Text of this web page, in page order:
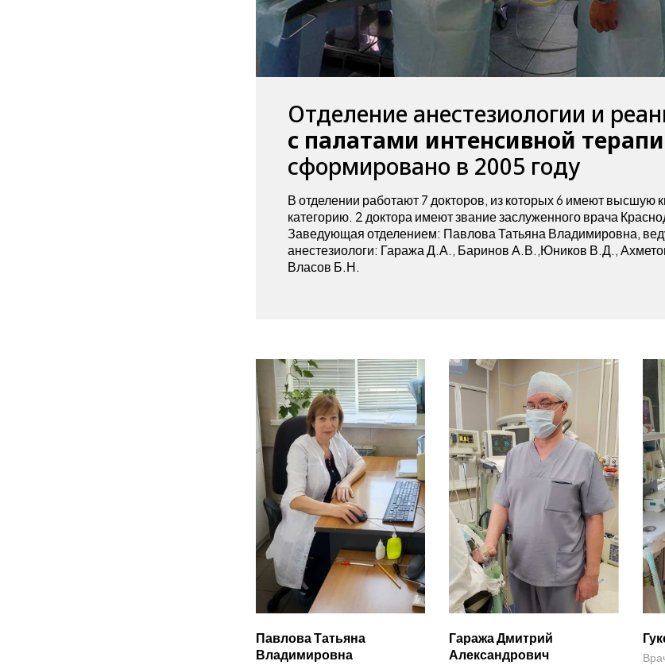
Отделение анестезиологии и
с палатами интенсивной
сформировано в 2005 году
В отделении работают 7 докторов, из которых 6 имеют высшую
категорию. 2 доктора имеют звание заслуженного врача
Заведующая отделением: Павлова Татьяна Владимировна,
анестезиологи: Гаража Д.А., Баринов А.В.,Юников В.Д.,
Власов Б.Н.
Павлова Татьяна
Владимировна
Гаража Дмитрий
Александрович